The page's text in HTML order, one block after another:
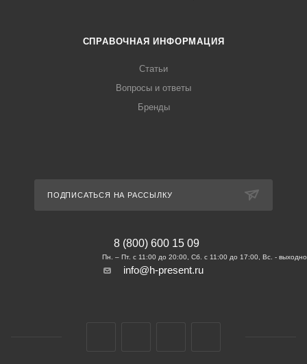
СПРАВОЧНАЯ ИНФОРМАЦИЯ
Статьи
Вопросы и ответы
Бренды
ПОДПИСАТЬСЯ НА РАССЫЛКУ
8 (800) 600 15 09
info@h-present.ru